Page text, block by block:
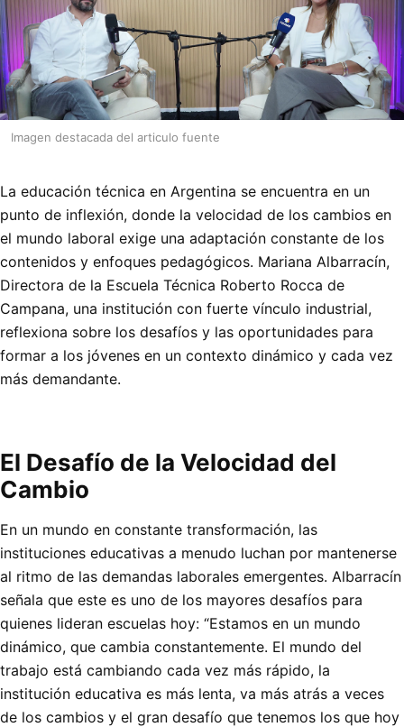
Imagen destacada del articulo fuente
La educación técnica en Argentina se encuentra en un
punto de inflexión, donde la velocidad de los cambios en
el mundo laboral exige una adaptación constante de los
contenidos y enfoques pedagógicos. Mariana Albarracín,
Directora de la Escuela Técnica Roberto Rocca de
Campana, una institución con fuerte vínculo industrial,
reflexiona sobre los desafíos y las oportunidades para
formar a los jóvenes en un contexto dinámico y cada vez
más demandante.
El Desafío de la Velocidad del
Cambio
En un mundo en constante transformación, las
instituciones educativas a menudo luchan por mantenerse
al ritmo de las demandas laborales emergentes. Albarracín
señala que este es uno de los mayores desafíos para
quienes lideran escuelas hoy: “Estamos en un mundo
dinámico, que cambia constantemente. El mundo del
trabajo está cambiando cada vez más rápido, la
institución educativa es más lenta, va más atrás a veces
de los cambios y el gran desafío que tenemos los que hoy